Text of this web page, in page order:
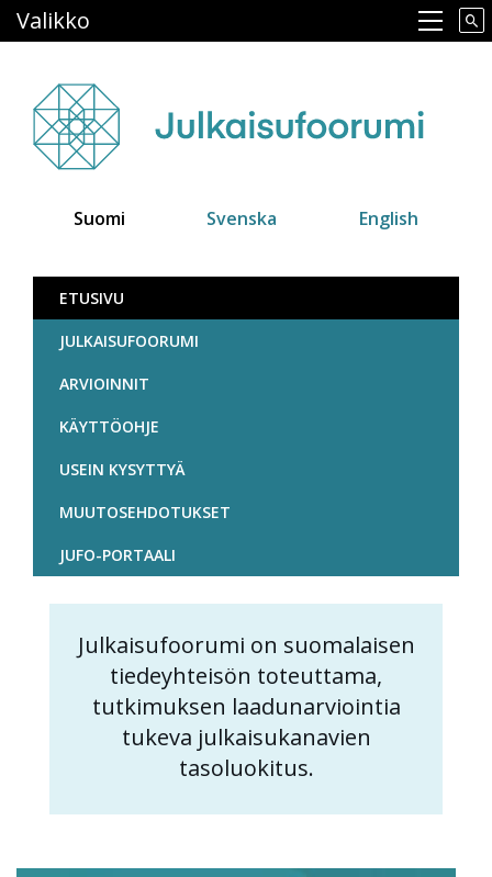
pääsisältöön
Main navigation
Valikko
Suomi Svenska English
Julkaisufoorumi
ETUSIVU
JULKAISUFOORUMI
ARVIOINNIT
KÄYTTÖOHJE
USEIN KYSYTTYÄ
MUUTOSEHDOTUKSET
JUFO-PORTAALI
Content
markup
Julkaisufoorumi on suomalaisen
tiedeyhteisön toteuttama,
tutkimuksen laadunarviointia
tukeva julkaisukanavien
tasoluokitus.